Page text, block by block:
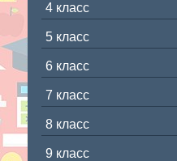
4 класс
5 класс
6 класс
7 класс
8 класс
9 класс